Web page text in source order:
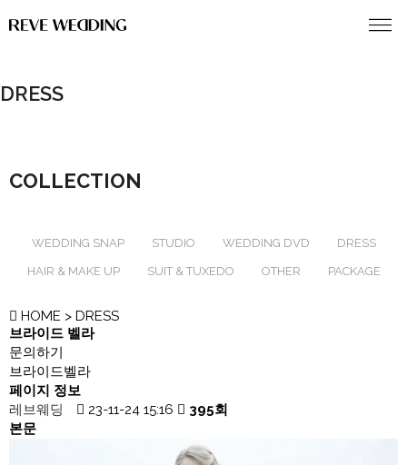
DRESS
COLLECTION
WEDDING SNAP STUDIO WEDDING DVD DRESS
HAIR & MAKE UP SUIT & TUXEDO OTHER PACKAGE
HOME > DRESS
브라이드 벨라
문의하기
브라이드벨라
페이지 정보
레브웨딩
23-11-24 15:16
395회
본문